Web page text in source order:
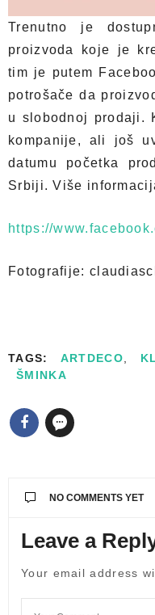
Trenutno je
proizvoda koje je
tim je putem
potrošače da
u slobodnoj prodaji.
kompanije, ali još
datumu početka
Srbiji. Više
https://
Fotografije:
TAGS: ARTDECO
ŠMINKA
NO COMMENTS YET
Leave a
Your email address